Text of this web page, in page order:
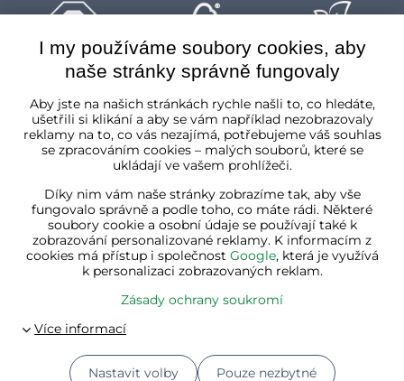
I my používáme soubory cookies, aby
naše stránky správně fungovaly
Aby jste na našich stránkách rychle našli to, co hledáte,
ušetřili si klikání a aby se vám například nezobrazovaly
reklamy na to, co vás nezajímá, potřebujeme váš souhlas
se zpracováním cookies – malých souborů, které se
ukládají ve vašem prohlížeči.
Díky nim vám naše stránky zobrazíme tak, aby vše
fungovalo správně a podle toho, co máte rádi. Některé
soubory cookie a osobní údaje se používají také k
zobrazování personalizované reklamy. K informacím z
cookies má přístup i společnost Google, která je využívá
k personalizaci zobrazovaných reklam.
Zásady ochrany soukromí
Nastavit volby Pouze nezbytné